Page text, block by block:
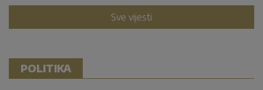
Sve vijesti
POLITIKA